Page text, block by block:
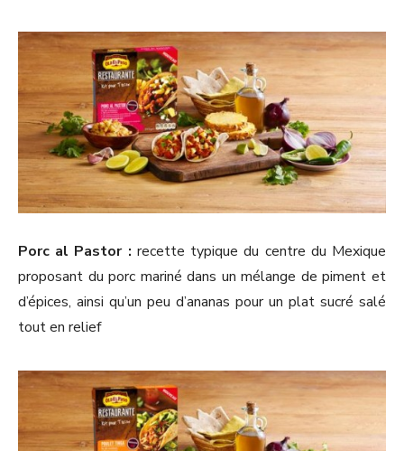
Porc al Pastor : recette typique du centre du Mexique
proposant du porc mariné dans un mélange de piment et
d’épices, ainsi qu’un peu d’ananas pour un plat sucré salé
tout en relief